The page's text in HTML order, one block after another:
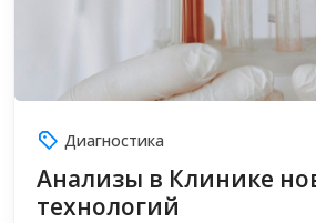
Диагностика
Анализы в Клинике
технологий